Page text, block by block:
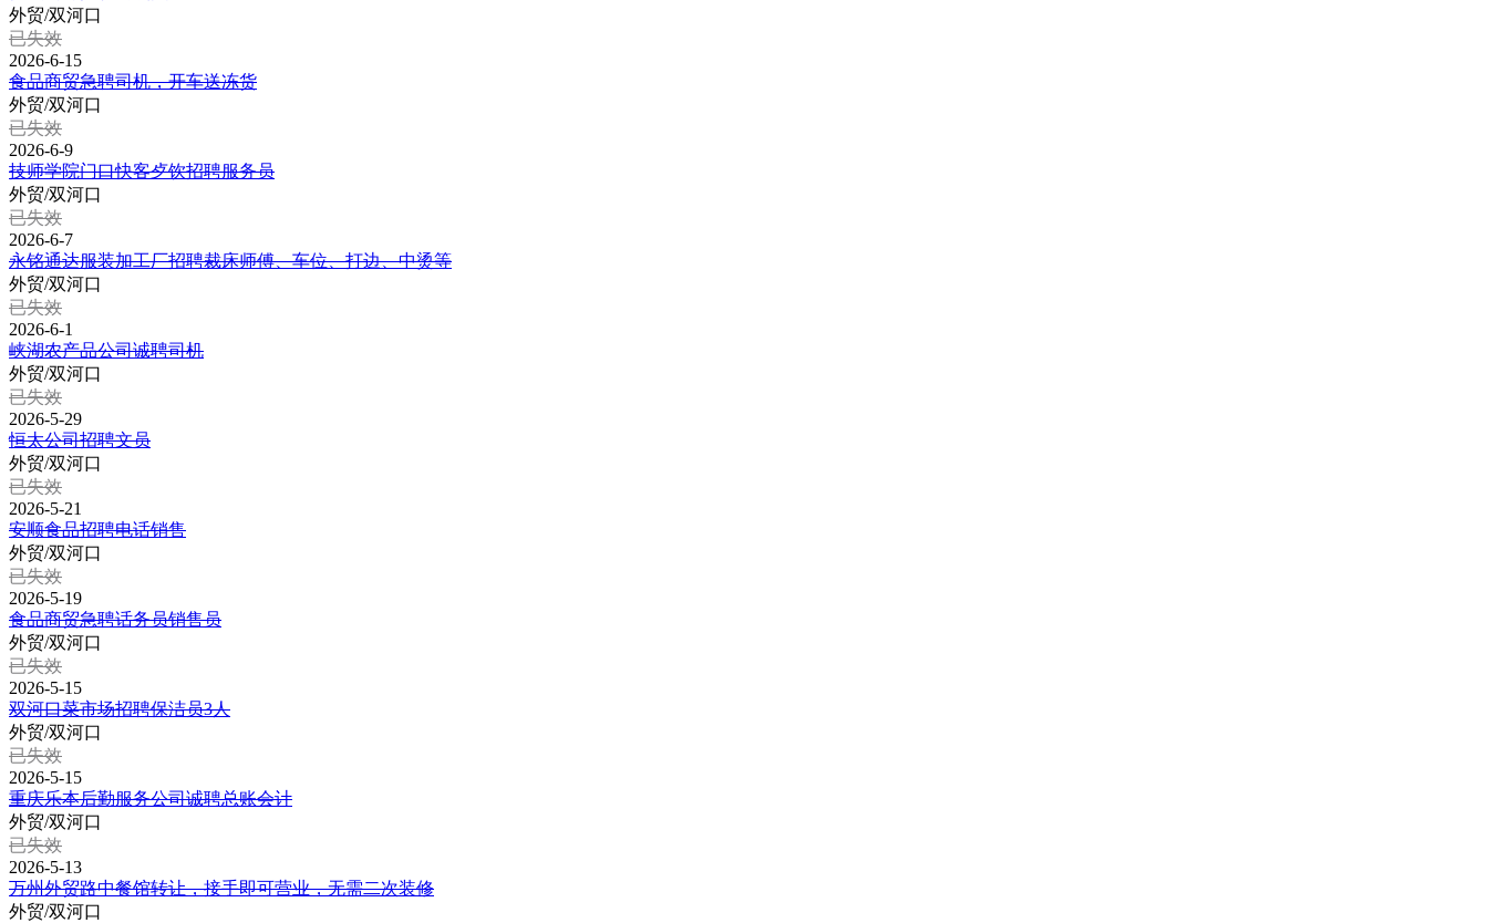
外贸/双河口
已失效
2026-6-15
食品商贸急聘司机，开车送冻货
外贸/双河口
已失效
2026-6-9
技师学院门口快客歺饮招聘服务员
外贸/双河口
已失效
2026-6-7
永铭通达服装加工厂招聘裁床师傅、车位、打边、中烫等
外贸/双河口
已失效
2026-6-1
峡湖农产品公司诚聘司机
外贸/双河口
已失效
2026-5-29
恒太公司招聘文员
外贸/双河口
已失效
2026-5-21
安顺食品招聘电话销售
外贸/双河口
已失效
2026-5-19
食品商贸急聘话务员销售员
外贸/双河口
已失效
2026-5-15
双河口菜市场招聘保洁员3人
外贸/双河口
已失效
2026-5-15
重庆乐本后勤服务公司诚聘总账会计
外贸/双河口
已失效
2026-5-13
万州外贸路中餐馆转让，接手即可营业，无需二次装修
外贸/双河口